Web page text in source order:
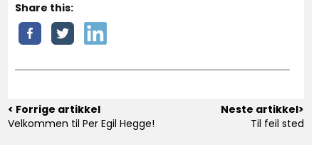
Share this:
< Forrige artikkel
Velkommen til Per Egil Hegge!
Neste artikkel>
Til feil sted